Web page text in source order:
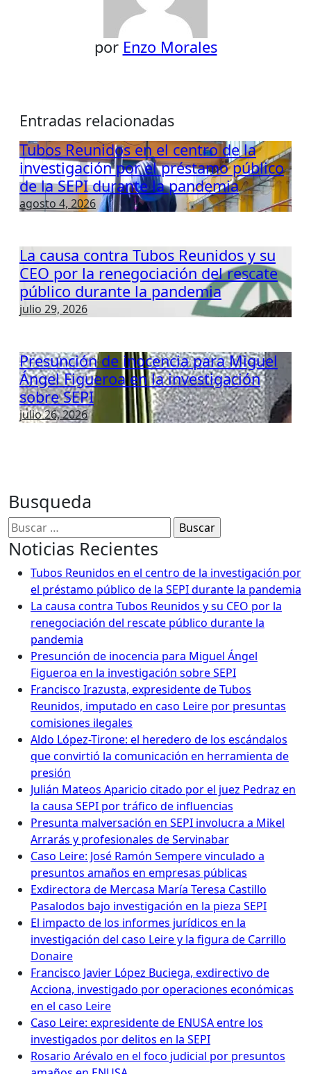
por Enzo Morales
Entradas relacionadas
Tubos Reunidos en el centro de la
investigación por el préstamo público
de la SEPI durante la pandemia
agosto 4, 2026
La causa contra Tubos Reunidos y su
CEO por la renegociación del rescate
público durante la pandemia
julio 29, 2026
Presunción de inocencia para Miguel
Ángel Figueroa en la investigación
sobre SEPI
julio 26, 2026
Busqueda
Buscar:
Noticias Recientes
Tubos Reunidos en el centro de la investigación por
el préstamo público de la SEPI durante la pandemia
La causa contra Tubos Reunidos y su CEO por la
renegociación del rescate público durante la
pandemia
Presunción de inocencia para Miguel Ángel
Figueroa en la investigación sobre SEPI
Francisco Irazusta, expresidente de Tubos
Reunidos, imputado en caso Leire por presuntas
comisiones ilegales
Aldo López-Tirone: el heredero de los escándalos
que convirtió la comunicación en herramienta de
presión
Julián Mateos Aparicio citado por el juez Pedraz en
la causa SEPI por tráfico de influencias
Presunta malversación en SEPI involucra a Mikel
Arrarás y profesionales de Servinabar
Caso Leire: José Ramón Sempere vinculado a
presuntos amaños en empresas públicas
Exdirectora de Mercasa María Teresa Castillo
Pasalodos bajo investigación en la pieza SEPI
El impacto de los informes jurídicos en la
investigación del caso Leire y la figura de Carrillo
Donaire
Francisco Javier López Buciega, exdirectivo de
Acciona, investigado por operaciones económicas
en el caso Leire
Caso Leire: expresidente de ENUSA entre los
investigados por delitos en la SEPI
Rosario Arévalo en el foco judicial por presuntos